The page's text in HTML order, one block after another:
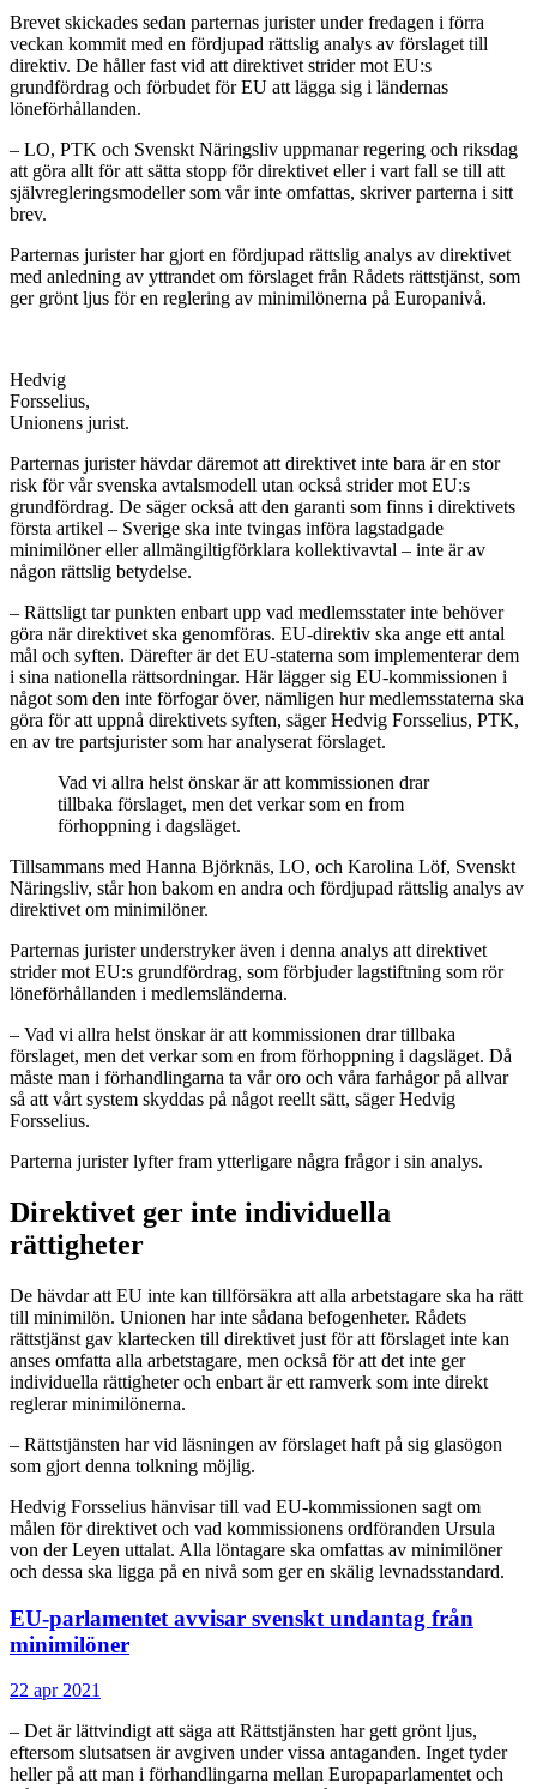
Brevet skickades sedan parternas jurister under fredagen i förra
veckan kommit med en fördjupad rättslig analys av förslaget till
direktiv. De håller fast vid att direktivet strider mot EU:s
grundfördrag och förbudet för EU att lägga sig i ländernas
löneförhållanden.
– LO, PTK och Svenskt Näringsliv uppmanar regering och riksdag
att göra allt för att sätta stopp för direktivet eller i vart fall se till att
självregleringsmodeller som vår inte omfattas, skriver parterna i sitt
brev.
Parternas jurister har gjort en fördjupad rättslig analys av direktivet
med anledning av yttrandet om förslaget från Rådets rättstjänst, som
ger grönt ljus för en reglering av minimilönerna på Europanivå.
Hedvig
Forsselius,
Unionens jurist.
Parternas jurister hävdar däremot att direktivet inte bara är en stor
risk för vår svenska avtalsmodell utan också strider mot EU:s
grundfördrag. De säger också att den garanti som finns i direktivets
första artikel – Sverige ska inte tvingas införa lagstadgade
minimilöner eller allmängiltigförklara kollektivavtal – inte är av
någon rättslig betydelse.
– Rättsligt tar punkten enbart upp vad medlemsstater inte behöver
göra när direktivet ska genomföras. EU-direktiv ska ange ett antal
mål och syften. Därefter är det EU-staterna som implementerar dem
i sina nationella rättsordningar. Här lägger sig EU-kommissionen i
något som den inte förfogar över, nämligen hur medlemsstaterna ska
göra för att uppnå direktivets syften, säger Hedvig Forsselius, PTK,
en av tre partsjurister som har analyserat förslaget.
Vad vi allra helst önskar är att kommissionen drar
tillbaka förslaget, men det verkar som en from
förhoppning i dagsläget.
Tillsammans med Hanna Björknäs, LO, och Karolina Löf, Svenskt
Näringsliv, står hon bakom en andra och fördjupad rättslig analys av
direktivet om minimilöner.
Parternas jurister understryker även i denna analys att direktivet
strider mot EU:s grundfördrag, som förbjuder lagstiftning som rör
löneförhållanden i medlemsländerna.
– Vad vi allra helst önskar är att kommissionen drar tillbaka
förslaget, men det verkar som en from förhoppning i dagsläget. Då
måste man i förhandlingarna ta vår oro och våra farhågor på allvar
så att vårt system skyddas på något reellt sätt, säger Hedvig
Forsselius.
Parterna jurister lyfter fram ytterligare några frågor i sin analys.
Direktivet ger inte individuella
rättigheter
De hävdar att EU inte kan tillförsäkra att alla arbetstagare ska ha rätt
till minimilön. Unionen har inte sådana befogenheter. Rådets
rättstjänst gav klartecken till direktivet just för att förslaget inte kan
anses omfatta alla arbetstagare, men också för att det inte ger
individuella rättigheter och enbart är ett ramverk som inte direkt
reglerar minimilönerna.
– Rättstjänsten har vid läsningen av förslaget haft på sig glasögon
som gjort denna tolkning möjlig.
Hedvig Forsselius hänvisar till vad EU-kommissionen sagt om
målen för direktivet och vad kommissionens ordföranden Ursula
von der Leyen uttalat. Alla löntagare ska omfattas av minimilöner
och dessa ska ligga på en nivå som ger en skälig levnadsstandard.
EU-parlamentet avvisar svenskt undantag från
minimilöner
22 apr 2021
– Det är lättvindigt att säga att Rättstjänsten har gett grönt ljus,
eftersom slutsatsen är avgiven under vissa antaganden. Inget tyder
heller på att man i förhandlingarna mellan Europaparlamentet och